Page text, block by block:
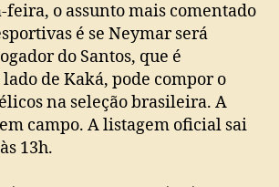
feira, o assunto mais comentado
é se Neymar será
do Santos, que é
de Kaká, pode compor o
na seleção brasileira. A
campo. A listagem oficial sai
13h.